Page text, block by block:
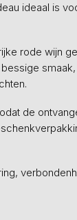
ideaal is
rode wijn
de